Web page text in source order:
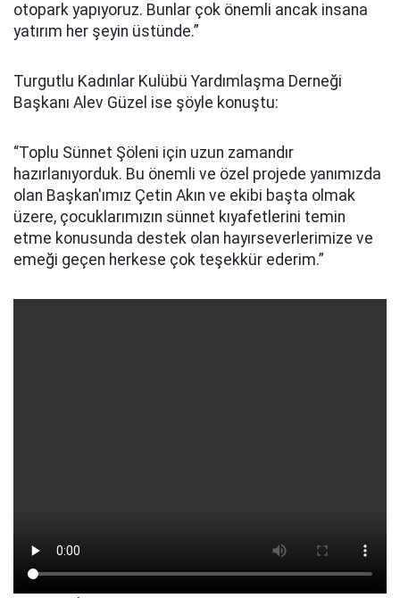
otopark yapıyoruz. Bunlar çok önemli ancak insana
yatırım her şeyin üstünde.”
Turgutlu Kadınlar Kulübü Yardımlaşma Derneği
Başkanı Alev Güzel ise şöyle konuştu:
“Toplu Sünnet Şöleni için uzun zamandır
hazırlanıyorduk. Bu önemli ve özel projede yanımızda
olan Başkan'ımız Çetin Akın ve ekibi başta olmak
üzere, çocuklarımızın sünnet kıyafetlerini temin
etme konusunda destek olan hayırseverlerimize ve
emeği geçen herkese çok teşekkür ederim.”